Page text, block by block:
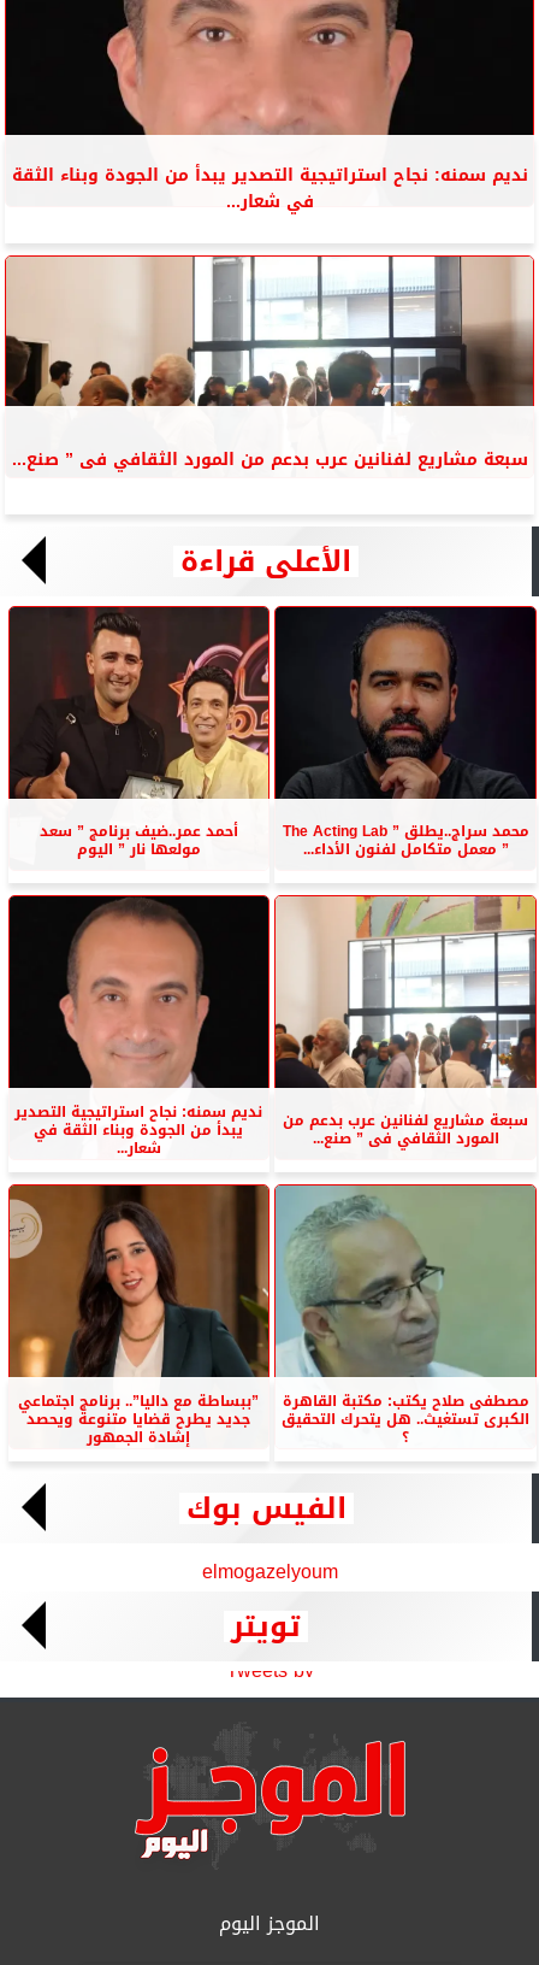
نديم سمنه: نجاح استراتيجية التصدير يبدأ من الجودة وبناء الثقة
في شعار...
سبعة مشاريع لفنانين عرب بدعم من المورد الثقافي فى ” صنع...
الأعلى قراءة
محمد سراج..يطلق ” The Acting Lab
” معمل متكامل لفنون الأداء...
أحمد عمر..ضيف برنامج ” سعد
مولعها نار ” اليوم
سبعة مشاريع لفنانين عرب بدعم من
المورد الثقافي فى ” صنع...
نديم سمنه: نجاح استراتيجية التصدير
يبدأ من الجودة وبناء الثقة في
شعار...
مصطفى صلاح يكتب: مكتبة القاهرة
الكبرى تستغيث.. هل يتحرك التحقيق
؟
”ببساطة مع داليا”.. برنامج اجتماعي
جديد يطرح قضايا متنوعة ويحصد
إشادة الجمهور
الفيس بوك
elmogazelyoum
تويتر
Tweets by
الموجز اليوم